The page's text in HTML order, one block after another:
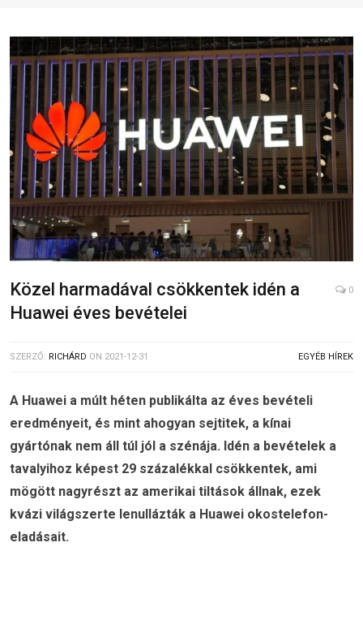
Közel harmadával csökkentek idén a
Huawei éves bevételei
0
SZERZŐ: RICHÁRD ON 2021-12-31 EGYÉB HÍREK
A Huawei a múlt héten publikálta az éves bevételi
eredményeit, és mint ahogyan sejtitek, a kínai
gyártónak nem áll túl jól a szénája. Idén a bevételek a
tavalyihoz képest 29 százalékkal csökkentek, ami
mögött nagyrészt az amerikai tiltások állnak, ezek
kvázi világszerte lenullázták a Huawei okostelefon-
eladásait.